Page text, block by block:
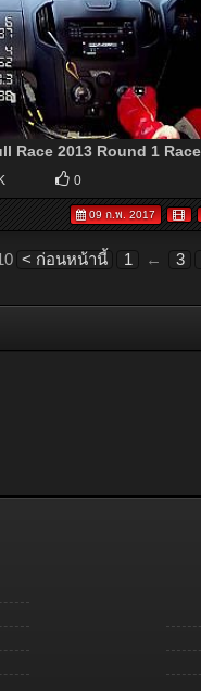
0
09 ก.พ. 2017
< ก่อนหน้านี้ 1 ← 3